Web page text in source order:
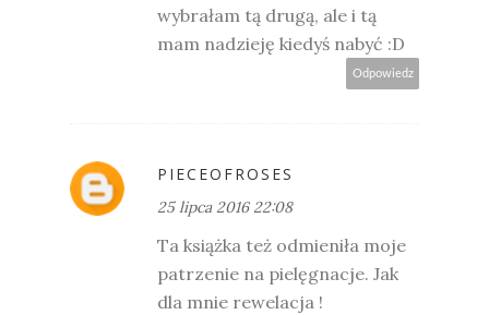
wybrałam tą drugą, ale i tą
mam nadzieję kiedyś nabyć :D
Odpowiedz
PIECEOFROSES
25 lipca 2016 22:08
Ta książka też odmieniła moje
patrzenie na pielęgnacje. Jak
dla mnie rewelacja !